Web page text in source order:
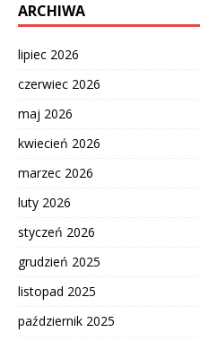
ARCHIWA
lipiec 2026
czerwiec 2026
maj 2026
kwiecień 2026
marzec 2026
luty 2026
styczeń 2026
grudzień 2025
listopad 2025
październik 2025